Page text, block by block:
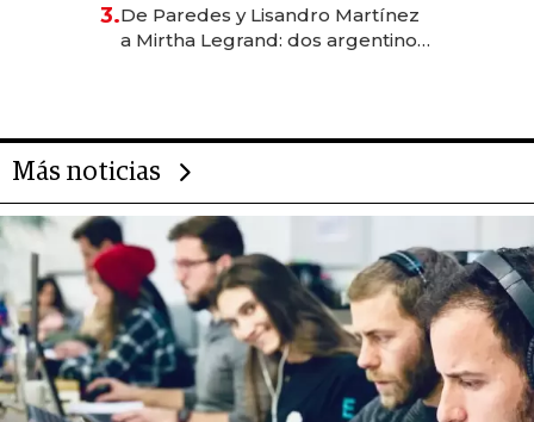
las marcas "fast premium"
3.De Paredes y Lisandro Martínez
a Mirtha Legrand: dos argentinos
Más noticias